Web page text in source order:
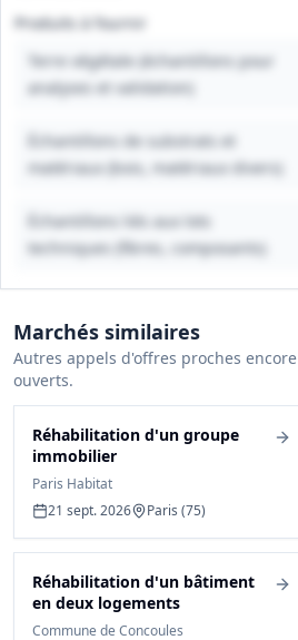
Produits à fournir
Terre végétale (échantillons pour
analyses et validation)
Échantillons de substrats et
matériaux (bois, matériaux divers)
Échantillons liés aux lots
techniques (fibres, composants)
Marchés similaires
Autres appels d'offres proches encore
ouverts.
Réhabilitation d'un groupe
immobilier
Paris Habitat
21 sept. 2026
Paris (75)
Réhabilitation d'un bâtiment
en deux logements
Commune de Concoules